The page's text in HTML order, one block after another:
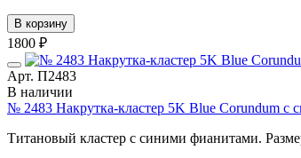
В корзину
1800 ₽
Арт. П2483
В наличии
№ 2483 Накрутка-кластер 5K Blue Corundum
Титановый кластер с синими фианитами.